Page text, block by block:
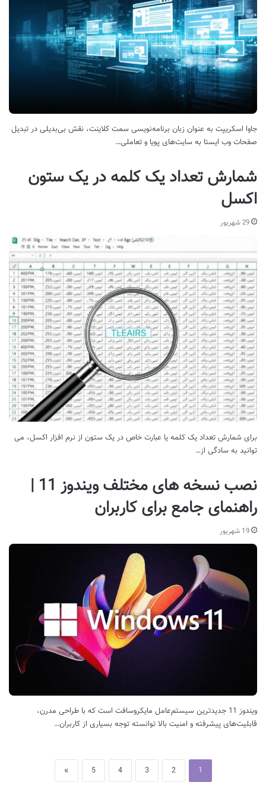
جاوا اسکریپت به عنوان زبان برنامه‌نویسی سمت کلاینت، نقش بی‌بدیلی در تبدیل
صفحات وب ایستا به سایت‌های پویا و تعاملی…
شمارش تعداد یک کلمه در یک ستون
اکسل
29 شهریور
برای شمارش تعداد یک کلمه یا عبارت خاص در یک ستون از نرم افزار اکسل، می
توانید به سادگی از…
نصب نسخه های مختلف ویندوز 11 |
راهنمای جامع برای کاربران
19 شهریور
ویندوز 11 جدیدترین سیستم‌عامل مایکروسافت است که با طراحی مدرن،
قابلیت‌های پیشرفته و امنیت بالا توانسته توجه بسیاری از کاربران…
1
2
3
4
5
»